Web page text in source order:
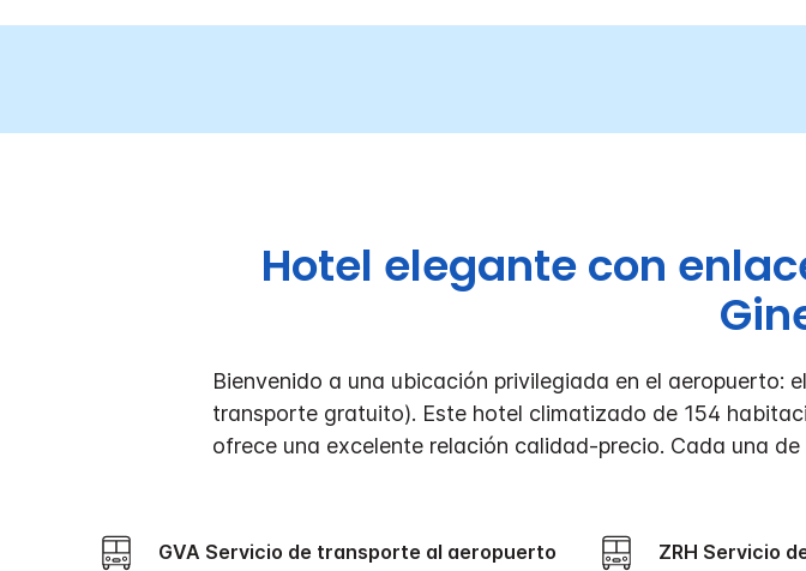
Hotel elegante con
Bienvenido a una ubicación privilegiada en el aeropuerto:
transporte gratuito). Este hotel climatizado de 154
ofrece una excelente relación calidad-precio. Cada una de
GVA Servicio de transporte al aeropuerto ZRH Servicio